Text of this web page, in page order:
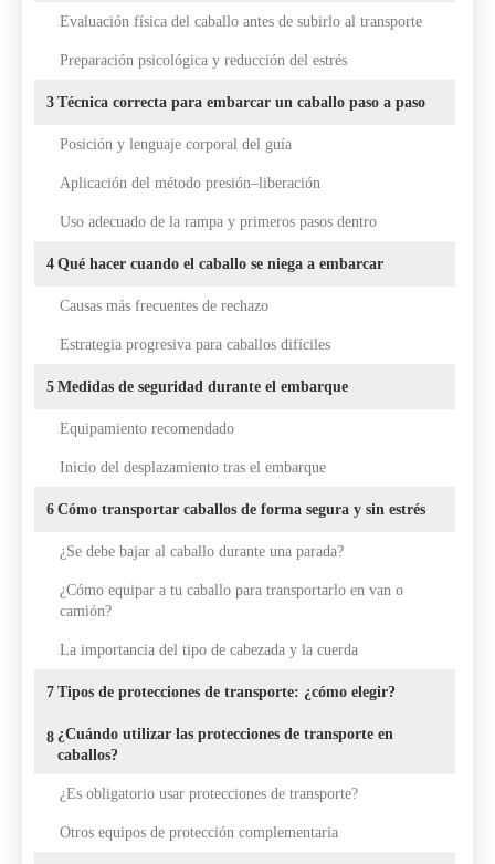
Evaluación física del caballo antes de subirlo al transporte
Preparación psicológica y reducción del estrés
3 Técnica correcta para embarcar un caballo paso a paso
Posición y lenguaje corporal del guía
Aplicación del método presión–liberación
Uso adecuado de la rampa y primeros pasos dentro
4 Qué hacer cuando el caballo se niega a embarcar
Causas más frecuentes de rechazo
Estrategia progresiva para caballos difíciles
5 Medidas de seguridad durante el embarque
Equipamiento recomendado
Inicio del desplazamiento tras el embarque
6 Cómo transportar caballos de forma segura y sin estrés
¿Se debe bajar al caballo durante una parada?
¿Cómo equipar a tu caballo para transportarlo en van o
camión?
La importancia del tipo de cabezada y la cuerda
7 Tipos de protecciones de transporte: ¿cómo elegir?
8 ¿Cuándo utilizar las protecciones de transporte en
caballos?
¿Es obligatorio usar protecciones de transporte?
Otros equipos de protección complementaria